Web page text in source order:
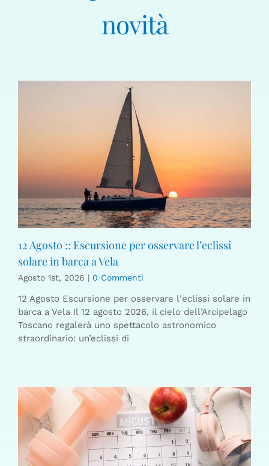
novità
12 Agosto :: Escursione per osservare l’eclissi
solare in barca a Vela
Agosto 1st, 2026 | 0 Commenti
12 Agosto Escursione per osservare l'eclissi solare in
barca a Vela Il 12 agosto 2026, il cielo dell’Arcipelago
Toscano regalerà uno spettacolo astronomico
straordinario: un’eclissi di